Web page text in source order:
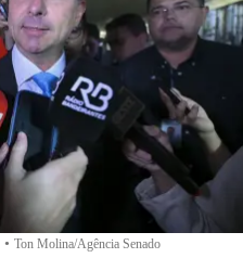
• Ton Molina/Agência Senado